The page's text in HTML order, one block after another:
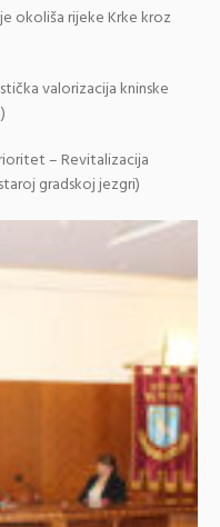
okoliša rijeke Krke kroz
valorizacija kninske
– Revitalizacija
gradskoj jezgri)